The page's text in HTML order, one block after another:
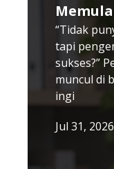
“Tidak
tapi
sukses?”
muncul di
ingi
Jul 31, 2026